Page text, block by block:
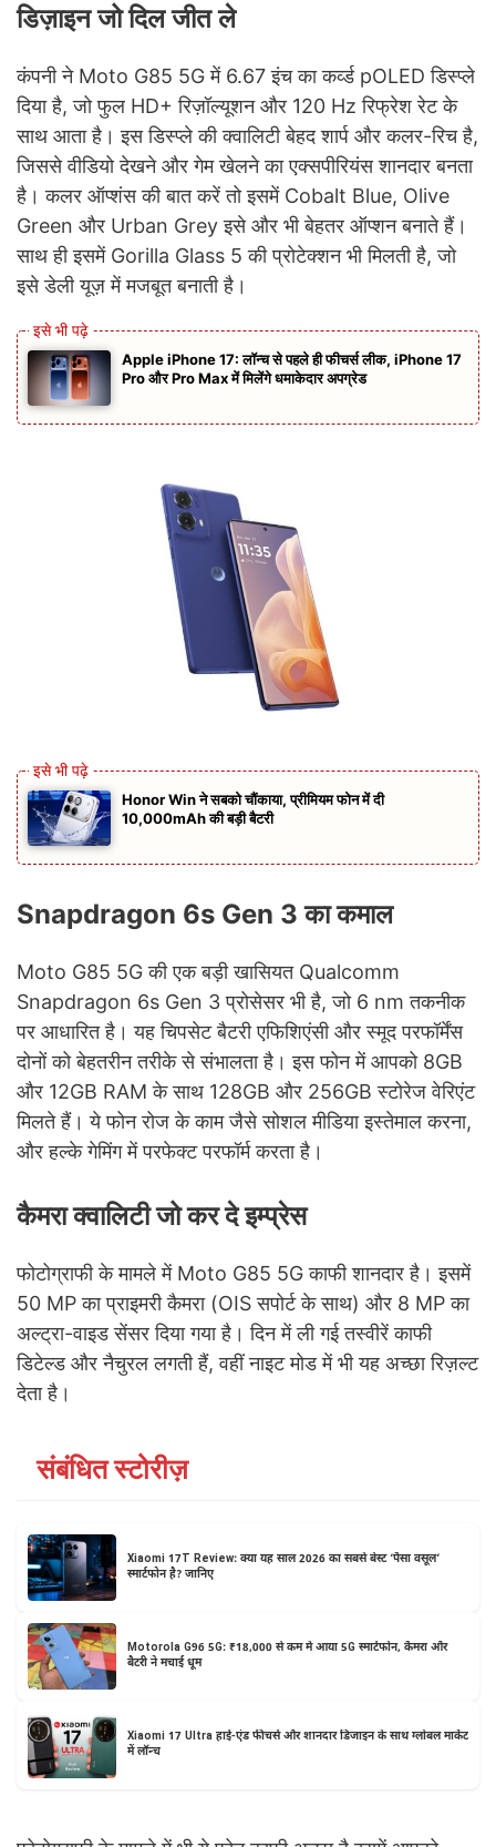
डिज़ाइन जो दिल जीत ले
कंपनी ने Moto G85 5G में 6.67 इंच का कर्व्ड pOLED डिस्प्ले
दिया है, जो फुल HD+ रिज़ॉल्यूशन और 120 Hz रिफ्रेश रेट के
साथ आता है। इस डिस्प्ले की क्वालिटी बेहद शार्प और कलर-रिच है,
जिससे वीडियो देखने और गेम खेलने का एक्सपीरियंस शानदार बनता
है। कलर ऑप्शंस की बात करें तो इसमें Cobalt Blue, Olive
Green और Urban Grey इसे और भी बेहतर ऑप्शन बनाते हैं।
साथ ही इसमें Gorilla Glass 5 की प्रोटेक्शन भी मिलती है, जो
इसे डेली यूज़ में मजबूत बनाती है।
Apple iPhone 17: लॉन्च से पहले ही फीचर्स लीक, iPhone 17
Pro और Pro Max में मिलेंगे धमाकेदार अपग्रेड
Honor Win ने सबको चौंकाया, प्रीमियम फोन में दी
10,000mAh की बड़ी बैटरी
Snapdragon 6s Gen 3 का कमाल
Moto G85 5G की एक बड़ी खासियत Qualcomm
Snapdragon 6s Gen 3 प्रोसेसर भी है, जो 6 nm तकनीक
पर आधारित है। यह चिपसेट बैटरी एफिशिएंसी और स्मूद परफॉर्मेंस
दोनों को बेहतरीन तरीके से संभालता है। इस फोन में आपको 8GB
और 12GB RAM के साथ 128GB और 256GB स्टोरेज वेरिएंट
मिलते हैं। ये फोन रोज के काम जैसे सोशल मीडिया इस्तेमाल करना,
और हल्के गेमिंग में परफेक्ट परफॉर्म करता है।
कैमरा क्वालिटी जो कर दे इम्प्रेस
फोटोग्राफी के मामले में Moto G85 5G काफी शानदार है। इसमें
50 MP का प्राइमरी कैमरा (OIS सपोर्ट के साथ) और 8 MP का
अल्ट्रा-वाइड सेंसर दिया गया है। दिन में ली गई तस्वीरें काफी
डिटेल्ड और नैचुरल लगती हैं, वहीं नाइट मोड में भी यह अच्छा रिज़ल्ट
देता है।
संबंधित स्टोरीज़
Xiaomi 17T Review: क्या यह साल 2026 का सबसे बेस्ट ‘पैसा वसूल’
स्मार्टफोन है? जानिए
Motorola G96 5G: ₹18,000 से कम में आया 5G स्मार्टफोन, कैमरा और
बैटरी ने मचाई धूम
Xiaomi 17 Ultra हाई-एंड फीचर्स और शानदार डिजाइन के साथ ग्लोबल मार्केट
में लॉन्च